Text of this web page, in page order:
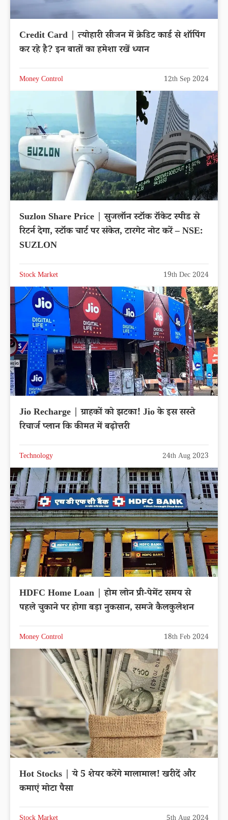
Credit Card | त्योहारी सीजन में क्रेडिट कार्ड से शॉपिंग
कर रहे है? इन बातों का हमेशा रखें ध्यान
Money Control 12th Sep 2024
Suzlon Share Price | सुजलॉन स्टॉक रॉकेट स्पीड से
रिटर्न देगा, स्टॉक चार्ट पर संकेत, टारगेट नोट करें – NSE:
SUZLON
Stock Market 19th Dec 2024
Jio Recharge | ग्राहकों को झटका! Jio के इस सस्ते
रिचार्ज प्लान कि कीमत में बढ़ोत्तरी
Technology 24th Aug 2023
HDFC Home Loan | होम लोन प्री-पेमेंट समय से
पहले चुकाने पर होगा बड़ा नुकसान, समजे कैलकुलेशन
Money Control 18th Feb 2024
Hot Stocks | ये 5 शेयर करेंगे मालामाल! खरीदें और
कमाएं मोटा पैसा